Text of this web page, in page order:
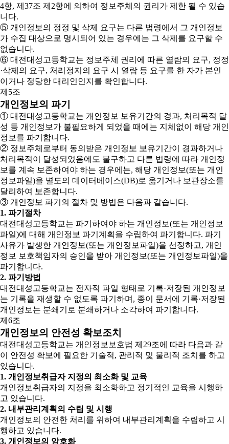
4항, 제37조 제2항에 의하여 정보주체의 권리가 제한 될 수 있습
니다.
⑤ 개인정보의 정정 및 삭제 요구는 다른 법령에서 그 개인정보
가 수집 대상으로 명시되어 있는 경우에는 그 삭제를 요구할 수
없습니다.
⑥ 대전대성고등학교는 정보주체 권리에 따른 열람의 요구, 정정
·삭제의 요구, 처리정지의 요구 시 열람 등 요구를 한 자가 본인
이거나 정당한 대리인인지를 확인합니다.
제5조
개인정보의 파기
① 대전대성고등학교는 개인정보 보유기간의 경과, 처리목적 달
성 등 개인정보가 불필요하게 되었을 때에는 지체없이 해당 개인
정보를 파기합니다.
② 정보주체로부터 동의받은 개인정보 보유기간이 경과하거나
처리목적이 달성되었음에도 불구하고 다른 법령에 따라 개인정
보를 계속 보존하여야 하는 경우에는, 해당 개인정보(또는 개인
정보파일)을 별도의 데이터베이스(DB)로 옮기거나 보관장소를
달리하여 보존합니다.
③ 개인정보 파기의 절차 및 방법은 다음과 같습니다.
1. 파기절차
대전대성고등학교는 파기하여야 하는 개인정보(또는 개인정보
파일)에 대해 개인정보 파기계획을 수립하여 파기합니다. 파기
사유가 발생한 개인정보(또는 개인정보파일)을 선정하고, 개인
정보 보호책임자의 승인을 받아 개인정보(또는 개인정보파일)을
파기합니다.
2. 파기방법
대전대성고등학교는 전자적 파일 형태로 기록·저장된 개인정보
는 기록을 재생할 수 없도록 파기하며, 종이 문서에 기록·저장된
개인정보는 분쇄기로 분쇄하거나 소각하여 파기합니다.
제6조
개인정보의 안전성 확보조치
대전대성고등학교는 개인정보보호법 제29조에 따라 다음과 같
이 안전성 확보에 필요한 기술적, 관리적 및 물리적 조치를 하고
있습니다.
1. 개인정보취급자 지정의 최소화 및 교육
개인정보취급자의 지정을 최소화하고 정기적인 교육을 시행하
고 있습니다.
2. 내부관리계획의 수립 및 시행
개인정보의 안전한 처리를 위하여 내부관리계획을 수립하고 시
행하고 있습니다.
3. 개인정보의 암호화